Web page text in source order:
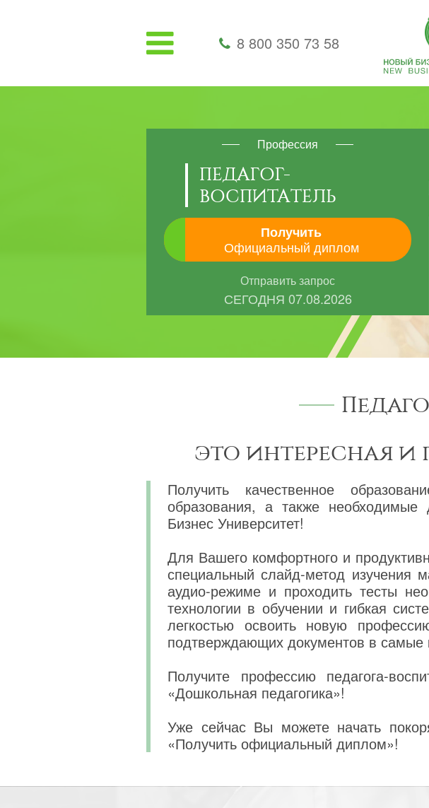
8 800 350 73 58
Профессия
ПЕДАГОГ-
ВОСПИТАТЕЛЬ
Получить
Официальный диплом
Отправить запрос
СЕГОДНЯ 07.08.2026
это интересная и
Получить качественное
образования, а также
Бизнес Университет!
Для Вашего комфортного и
специальный слайд-метод изучения
аудио-режиме и проходить тесты
технологии в обучении и гибкая
легкостью освоить новую
подтверждающих документов в самые
Получите профессию педагога-
«Дошкольная педагогика»!
Уже сейчас Вы можете начать
«Получить официальный диплом»!